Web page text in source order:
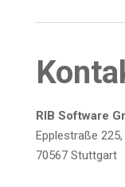
RIB Soft­ware
Epp­le­straße
70567 Stutt­gart